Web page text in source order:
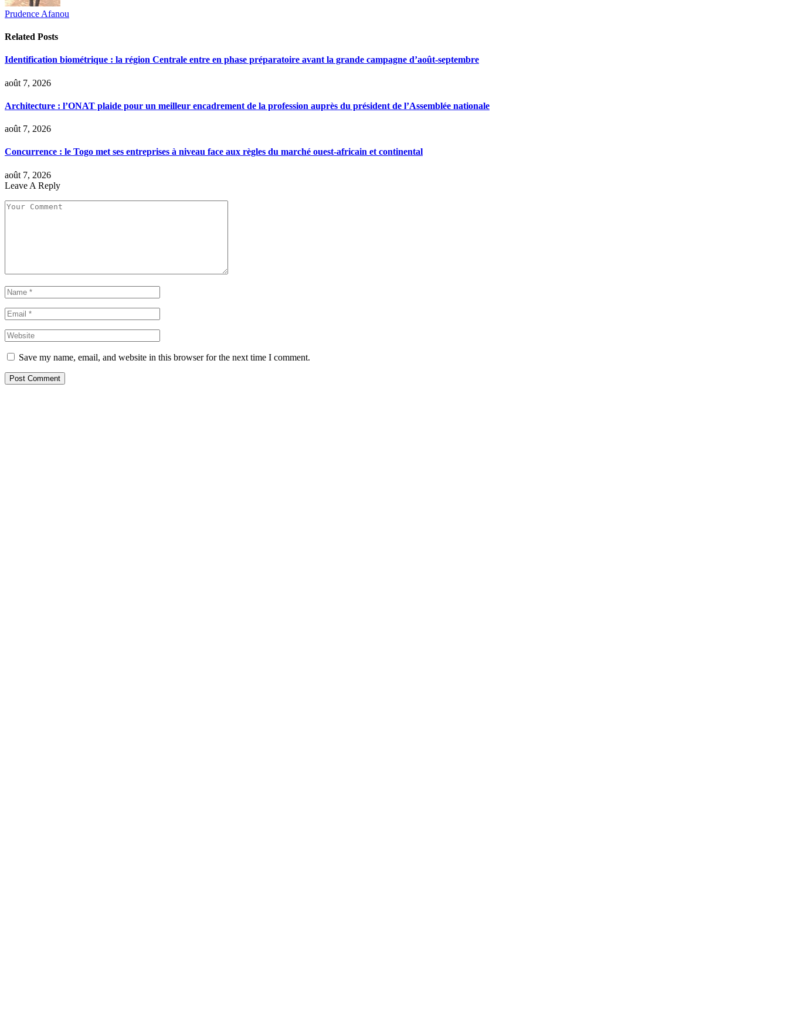
Prudence Afanou
Related Posts
Identification biométrique : la région Centrale entre en phase préparatoire avant la grande campagne d’août-septembre
août 7, 2026
Architecture : l’ONAT plaide pour un meilleur encadrement de la profession auprès du président de l’Assemblée nationale
août 7, 2026
Concurrence : le Togo met ses entreprises à niveau face aux règles du marché ouest-africain et continental
août 7, 2026
Leave A Reply
Save my name, email, and website in this browser for the next time I comment.